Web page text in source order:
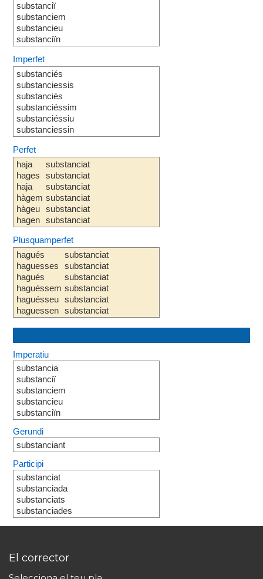
substanciï
substanciem
substancieu
substanciïn
Imperfet
substanciés
substanciessis
substanciés
substanciéssim
substanciéssiu
substanciessin
Perfet
haja
hages
haja
hàgem
hàgeu
hagen
substanciat
substanciat
substanciat
substanciat
substanciat
substanciat
Plusquamperfet
hagués
haguesses
hagués
haguéssem
haguésseu
haguessen
substanciat
substanciat
substanciat
substanciat
substanciat
substanciat
Imperatiu
substancia
substanciï
substanciem
substancieu
substanciïn
Gerundi
substanciant
Participi
substanciat
substanciada
substanciats
substanciades
El corrector